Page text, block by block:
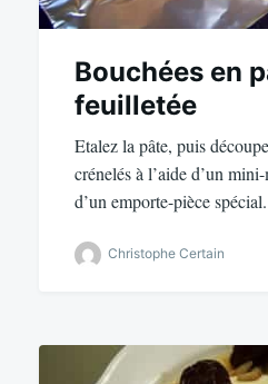
Bouchées en
feuilletée
Etalez la pâte, puis
crénelés à l’aide d’un
d’un emporte-pièce
Christophe Certain